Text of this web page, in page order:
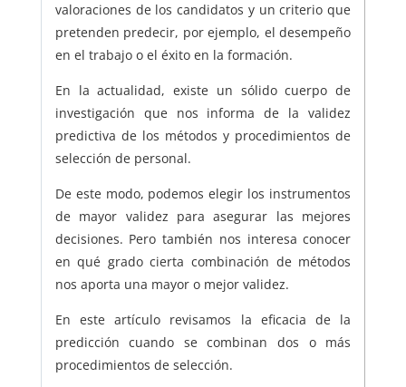
valoraciones de los candidatos y un criterio que
pretenden predecir, por ejemplo, el desempeño
en el trabajo o el éxito en la formación.
En la actualidad, existe un sólido cuerpo de
investigación que nos informa de la validez
predictiva de los métodos y procedimientos de
selección de personal.
De este modo, podemos elegir los instrumentos
de mayor validez para asegurar las mejores
decisiones. Pero también nos interesa conocer
en qué grado cierta combinación de métodos
nos aporta una mayor o mejor validez.
En este artículo revisamos la eficacia de la
predicción cuando se combinan dos o más
procedimientos de selección.